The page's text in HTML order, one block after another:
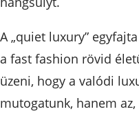
A „quiet luxury”
a fast fashion rövid
üzeni, hogy a valódi
mutogatunk, hanem